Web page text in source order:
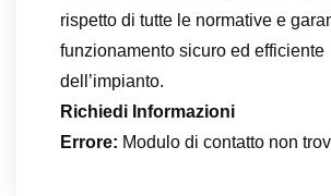
rispetto di tutte le normative e
funzionamento sicuro ed efficiente
dell’impianto.
Richiedi Informazioni
Errore: Modulo di contatto non